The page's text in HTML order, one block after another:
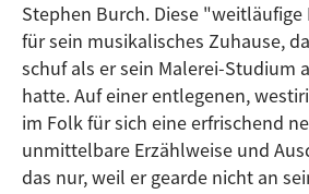
Stephen Burch. Diese
für sein musikalisches Zuhause,
schuf als er sein Malerei-Studium
hatte. Auf einer entlegenen,
im Folk für sich eine erfrischend
unmittelbare Erzählweise und
das nur, weil er gearde nicht an